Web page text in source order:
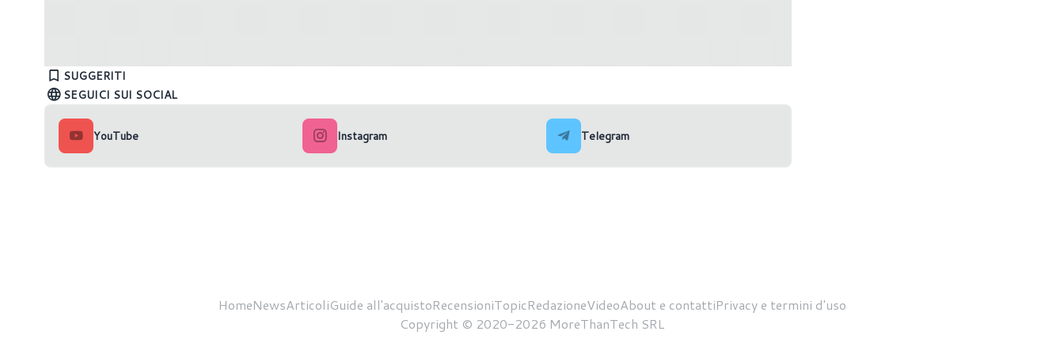
SUGGERITI
Ryzen Mobile con core Zen 4C
secondo l'ultimo aggiornamento
spingere la 14esima generazione di
SEGUICI SUI SOCIAL
YouTube Instagram Telegram
HomeNewsArticoliGuide all'acquistoRecensioniTopicRedazioneVideoAbout e contattiPrivacy e termini d'uso
Copyright © 2020-2026 MoreThanTech SRL